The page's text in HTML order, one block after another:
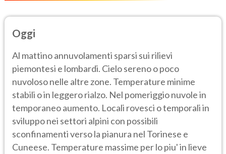
Oggi
Al mattino annuvolamenti sparsi sui rilievi
piemontesi e lombardi. Cielo sereno o poco
nuvoloso nelle altre zone. Temperature minime
stabili o in leggero rialzo. Nel pomeriggio nuvole in
temporaneo aumento. Locali rovesci o temporali in
sviluppo nei settori alpini con possibili
sconfinamenti verso la pianura nel Torinese e
Cuneese. Temperature massime per lo piu' in lieve